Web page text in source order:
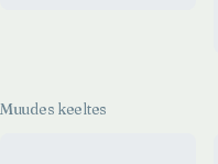
Muudes keeltes